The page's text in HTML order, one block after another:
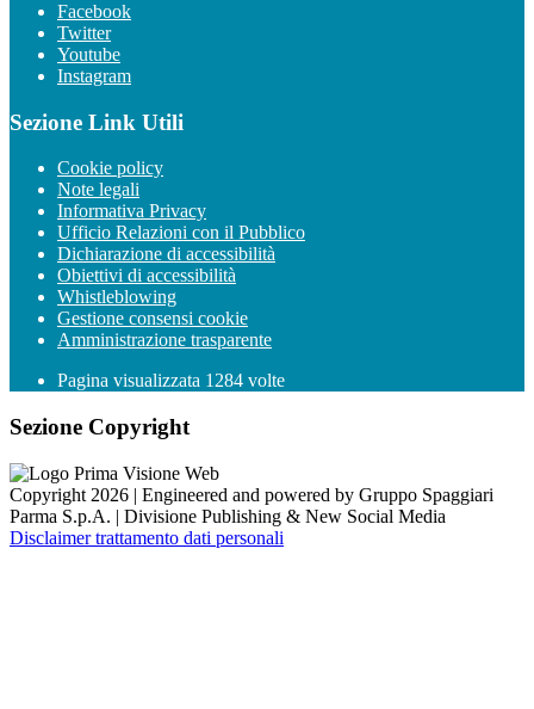
Facebook
Twitter
Youtube
Instagram
Sezione Link Utili
Cookie policy
Note legali
Informativa Privacy
Ufficio Relazioni con il Pubblico
Dichiarazione di accessibilità
Obiettivi di accessibilità
Whistleblowing
Gestione consensi cookie
Amministrazione trasparente
Pagina visualizzata 1284 volte
Sezione Copyright
Copyright 2026 | Engineered and powered by Gruppo Spaggiari
Parma S.p.A. | Divisione Publishing & New Social Media
Disclaimer trattamento dati personali